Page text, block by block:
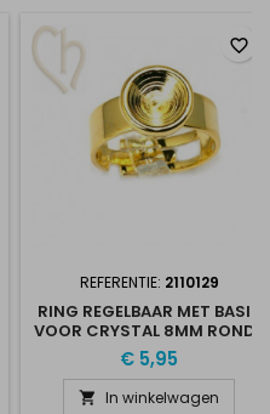
REFERENTIE: 2110129
RING REGELBAAR MET BASIS
VOOR CRYSTAL 8MM RONDE
STEEN GOLD PLATED
€ 5,95
 In winkelwagen
favorite_border